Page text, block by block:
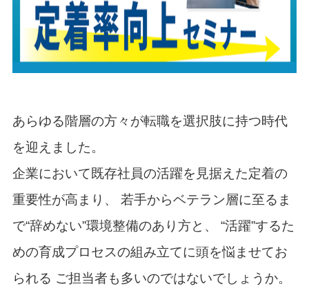
あらゆる階層の方々が転職を選択肢に持つ時代
を迎えました。
企業において既存社員の活躍を見据えた定着の
重要性が高まり、 若手からベテラン層に至るま
で“辞めない”環境整備のあり方と、 “活躍”するた
めの育成プロセスの組み立てに頭を悩ませてお
られる ご担当者も多いのではないでしょうか。